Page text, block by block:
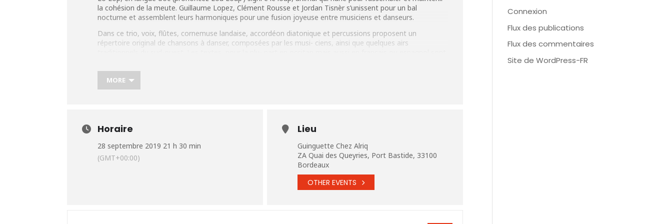
la cohésion de la meute. Guillaume Lopez, Clément Rousse et Jordan Tisnèr s’unissent pour un bal
nocturne et assemblent leurs harmoniques pour une fusion joyeuse entre musiciens et danseurs.
Dans ce trio, voix, flûtes, cornemuse landaise, accordéon diatonique et percussions proposent un
répertoire original de chansons à danser, composées par les musi- ciens, ainsi que quelques airs
loups, la vie des gens, la vie de maintenant.
Plus d’infos: https://urlz.fr/adSR
MORE
Horaire
28 septembre 2019 21 h 30 min
(GMT+00:00)
Lieu
Guinguette Chez Alriq
ZA Quai des Queyries, Port Bastide, 33100
Bordeaux
OTHER EVENTS
Connexion
Flux des publications
Flux des commentaires
Site de WordPress-FR